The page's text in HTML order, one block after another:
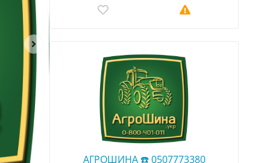
АГРОШИНА ☎️ 0507773380